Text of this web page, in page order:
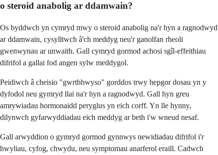
o steroid anabolig ar ddamwain?
Os byddwch yn cymryd mwy o steroid anabolig na'r hyn a ragnodwyd
ar ddamwain, cysylltwch â'ch meddyg neu'r ganolfan rheoli
gwenwynau ar unwaith. Gall cymryd gormod achosi sgîl-effeithiau
difrifol a gallai fod angen sylw meddygol.
Peidiwch â cheisio "gwrthbwyso" gorddos trwy hepgor dosau yn y
dyfodol neu gymryd llai na'r hyn a ragnodwyd. Gall hyn greu
amrywiadau hormonaidd peryglus yn eich corff. Yn lle hynny,
dilynwch gyfarwyddiadau eich meddyg ar beth i'w wneud nesaf.
Gall arwyddion o gymryd gormod gynnwys newidiadau difrifol i'r
hwyliau, cyfog, chwydu, neu symptomau anarferol eraill. Cadwch